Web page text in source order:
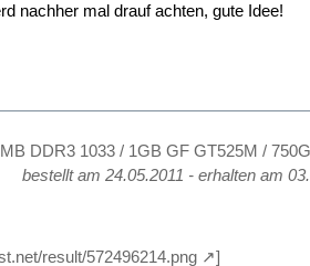
nachher mal drauf achten, gute Idee!
DDR3 1033 / 1GB GF GT525M /
bestellt am 24.05.2011 - erhalten am
result/572496214.png ]